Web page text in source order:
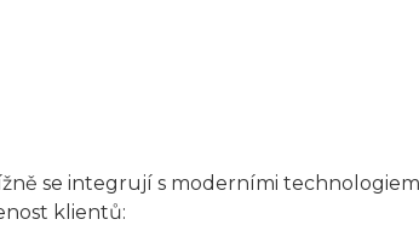
se integrují s moderními
klientů: